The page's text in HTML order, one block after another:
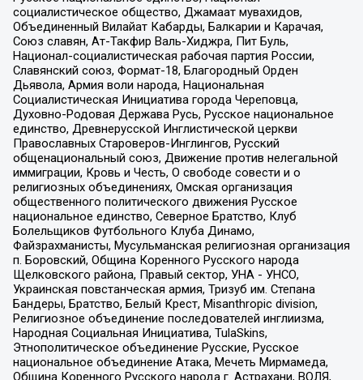
социалистическое общество, Джамаат мувахидов,
Объединенный Вилайат Кабарды, Балкарии и Карачая,
Союз славян, Ат-Такфир Валь-Хиджра, Пит Буль,
Национал-социалистическая рабочая партия России,
Славянский союз, Формат-18, Благородный Орден
Дьявола, Армия воли народа, Национальная
Социалистическая Инициатива города Череповца,
Духовно-Родовая Держава Русь, Русское национальное
единство, Древнерусской Инглистической церкви
Православных Староверов-Инглингов, Русский
общенациональный союз, Движение против нелегальной
иммиграции, Кровь и Честь, О свободе совести и о
религиозных объединениях, Омская организация
общественного политического движения Русское
национальное единство, Северное Братство, Клуб
Болельщиков Футбольного Клуба Динамо,
Файзрахманисты, Мусульманская религиозная организация
п. Боровский, Община Коренного Русского народа
Щелковского района, Правый сектор, УНА - УНСО,
Украинская повстанческая армия, Тризуб им. Степана
Бандеры, Братство, Белый Крест, Misanthropic division,
Религиозное объединение последователей инглиизма,
Народная Социальная Инициатива, TulaSkins,
Этнополитическое объединение Русские, Русское
национальное объединение Атака, Мечеть Мирмамеда,
Община Коренного Русского народа г. Астрахани, ВОЛЯ,